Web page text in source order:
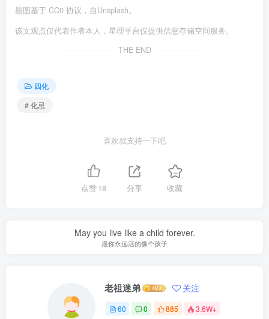
题图基于 CC0 协议，自Unsplash。
该文观点仅代表作者本人，星理平台仅提供信息存储空间服务。
THE END
四化
# 化忌
喜欢就支持一下吧
点赞18 分享 收藏
May you live like a child forever.
愿你永远活的像个孩子
老祖迷弟 关注
60 0 885 3.6W+